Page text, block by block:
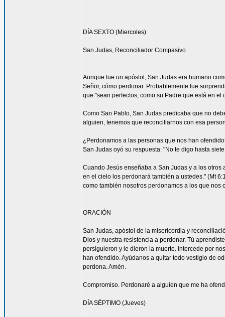
DÍA SEXTO (Miercoles)
San Judas, Reconciliador Compasivo
Aunque fue un apóstol, San Judas era humano
Señor, cómo perdonar. Probablemente fue
que "sean perfectos, como su Padre que está en el
Como San Pablo, San Judas predicaba que no
alguien, tenemos que reconciliarnos con esa
¿Perdonamos a las personas que nos han
San Judas oyó su respuesta: "No te digo hasta
Cuando Jesús enseñaba a San Judas y a los
en el cielo los perdonará también a ustedes." (Mt
como también nosotros perdonamos a los que nos
ORACIÓN
San Judas, apóstol de la misericordia y
Dios y nuestra resistencia a perdonar. Tú
persiguieron y le dieron la muerte. Intercede por
han ofendido. Ayúdanos a quitar todo vestigio de
perdona. Amén.
Compromiso. Perdonaré a alguien que me ha
DÍA SÉPTIMO (Jueves)